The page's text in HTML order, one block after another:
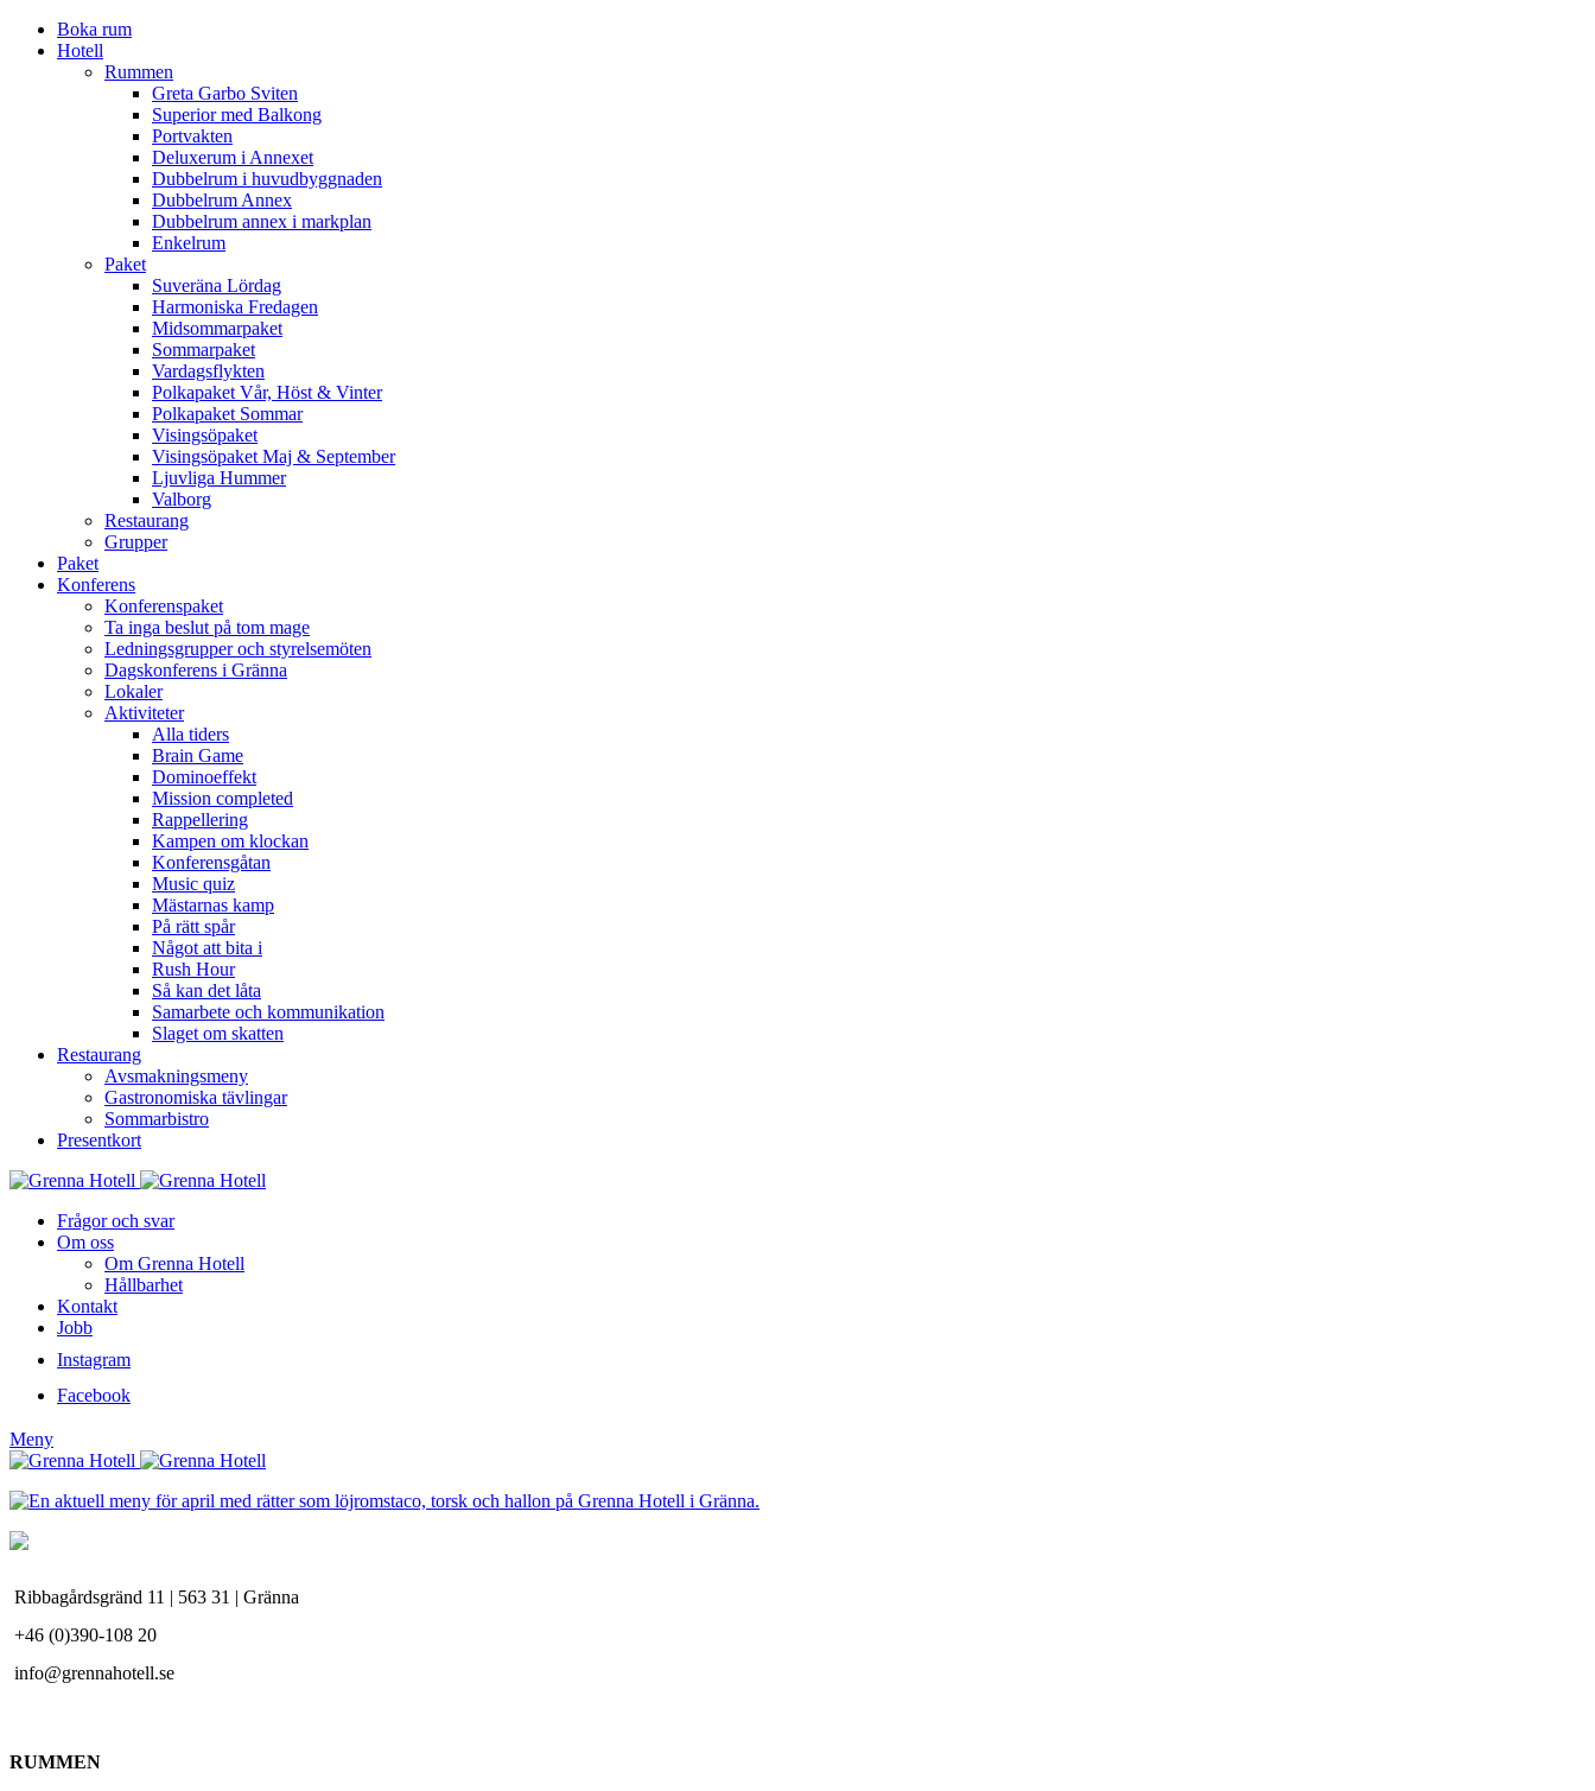
Boka rum
Hotell
Rummen
Greta Garbo Sviten
Superior med Balkong
Portvakten
Deluxerum i Annexet
Dubbelrum i huvudbyggnaden
Dubbelrum Annex
Dubbelrum annex i markplan
Enkelrum
Paket
Suveräna Lördag
Harmoniska Fredagen
Midsommarpaket
Sommarpaket
Vardagsflykten
Polkapaket Vår, Höst & Vinter
Polkapaket Sommar
Visingsöpaket
Visingsöpaket Maj & September
Ljuvliga Hummer
Valborg
Restaurang
Grupper
Paket
Konferens
Konferenspaket
Ta inga beslut på tom mage
Ledningsgrupper och styrelsemöten
Dagskonferens i Gränna
Lokaler
Aktiviteter
Alla tiders
Brain Game
Dominoeffekt
Mission completed
Rappellering
Kampen om klockan
Konferensgåtan
Music quiz
Mästarnas kamp
På rätt spår
Något att bita i
Rush Hour
Så kan det låta
Samarbete och kommunikation
Slaget om skatten
Restaurang
Avsmakningsmeny
Gastronomiska tävlingar
Sommarbistro
Presentkort
Frågor och svar
Om oss
Om Grenna Hotell
Hållbarhet
Kontakt
Jobb
Instagram
Facebook
Meny
Ribbagårdsgränd 11 | 563 31 | Gränna
+46 (0)390-108 20
info@grennahotell.se
RUMMEN